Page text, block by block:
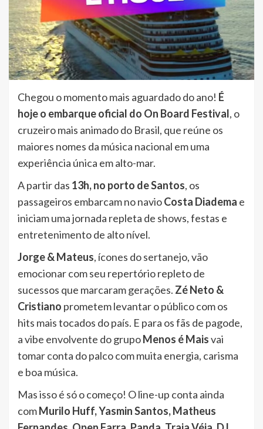
Chegou o momento mais aguardado do ano! É
hoje o embarque oficial do On Board Festival, o
cruzeiro mais animado do Brasil, que reúne os
maiores nomes da música nacional em uma
experiência única em alto-mar.
A partir das 13h, no porto de Santos, os
passageiros embarcam no navioCosta Diadema e
iniciam uma jornada repleta de shows, festas e
entretenimento de alto nível.
Jorge & Mateus, ícones do sertanejo, vão
emocionar com seu repertório repleto de
sucessos que marcaram gerações. Zé Neto &
Cristiano prometem levantar o público com os
hits mais tocados do país. E para os fãs de pagode,
a vibe envolvente do grupoMenos é Maisvai
tomar conta do palco com muita energia, carisma
e boa música.
Mas isso é só o começo! O line-up conta ainda
comMurilo Huff, Yasmin Santos, Matheus